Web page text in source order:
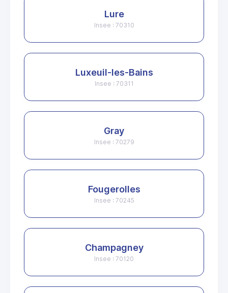
Lure
Insee : 70310
Luxeuil-les-Bains
Insee : 70311
Gray
Insee : 70279
Fougerolles
Insee : 70245
Champagney
Insee : 70120